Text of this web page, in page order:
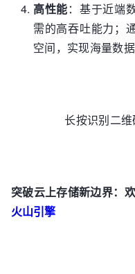
高性能：基于近端
需的高吞吐能力；
空间，实现海量数
长按识别二
突破云上存储新边界：
火山引擎